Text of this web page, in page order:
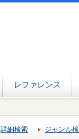
レファレンス
詳細検索 ジャンル